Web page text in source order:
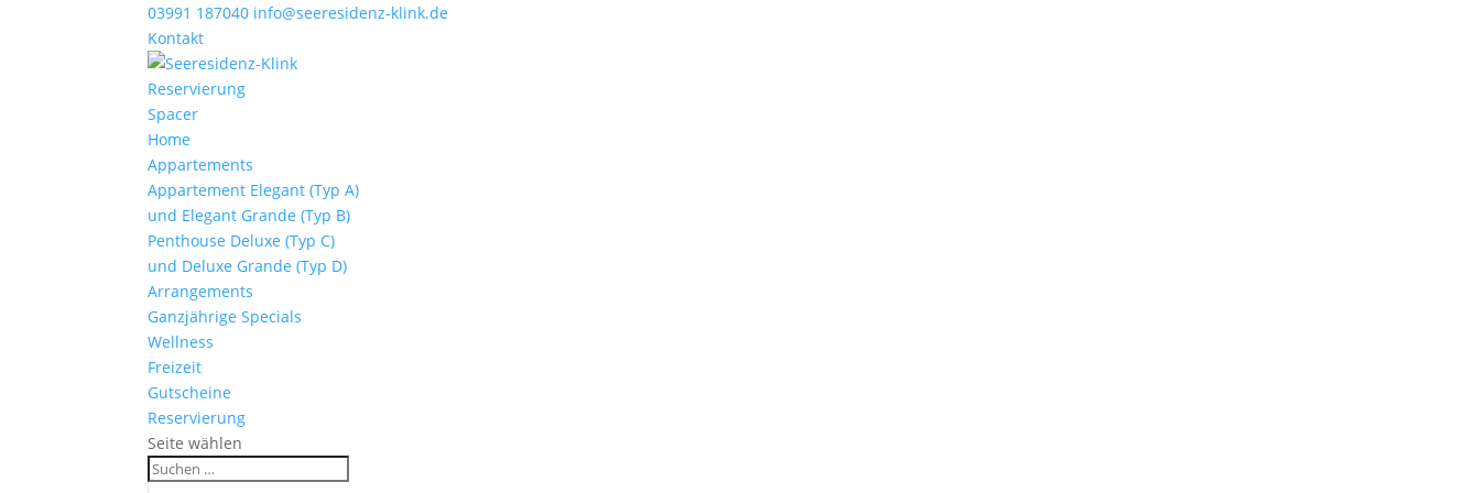
03991 187040 info@seeresidenz-klink.de
Kontakt
Reservierung
Spacer
Home
Appartements
Appartement Elegant (Typ A)
und Elegant Grande (Typ B)
Penthouse Deluxe (Typ C)
und Deluxe Grande (Typ D)
Arrangements
Ganzjährige Specials
Wellness
Freizeit
Gutscheine
Reservierung
Seite wählen